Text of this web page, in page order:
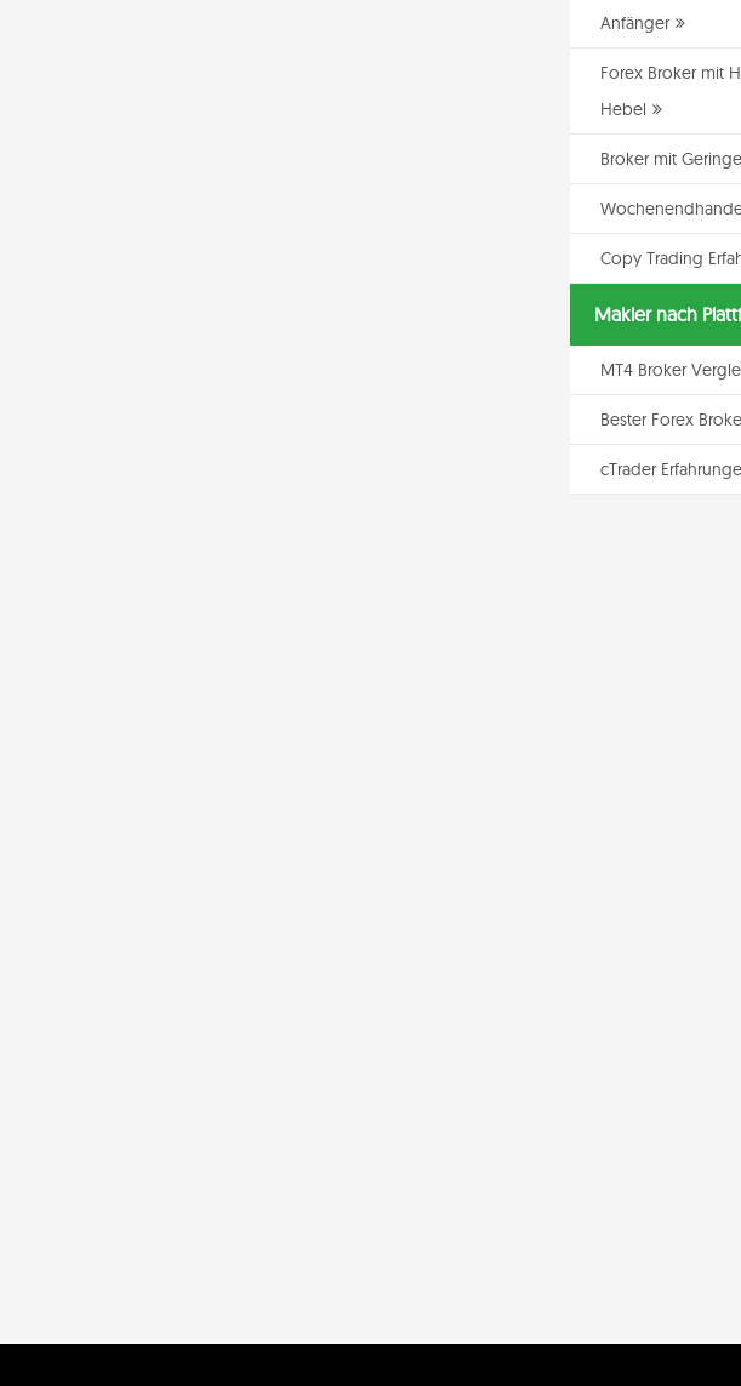
Anfänger
Forex Broker mit
Hebel
Broker mit
Copy Trading
Makler nach
MT4 Broker
Bester Forex
cTrader